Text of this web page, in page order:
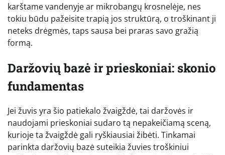
karštame vandenyje ar mikrobangų krosnelėje, nes
tokiu būdu pažeisite trapią jos struktūrą, o troškinant ji
neteks drėgmės, taps sausa bei praras savo gražią
formą.
Daržovių bazė ir prieskoniai: skonio
fundamentas
Jei žuvis yra šio patiekalo žvaigždė, tai daržovės ir
naudojami prieskoniai sudaro tą nepakeičiamą sceną,
kurioje ta žvaigždė gali ryškiausiai žibėti. Tinkamai
parinkta daržovių bazė suteikia žuvies troškiniui